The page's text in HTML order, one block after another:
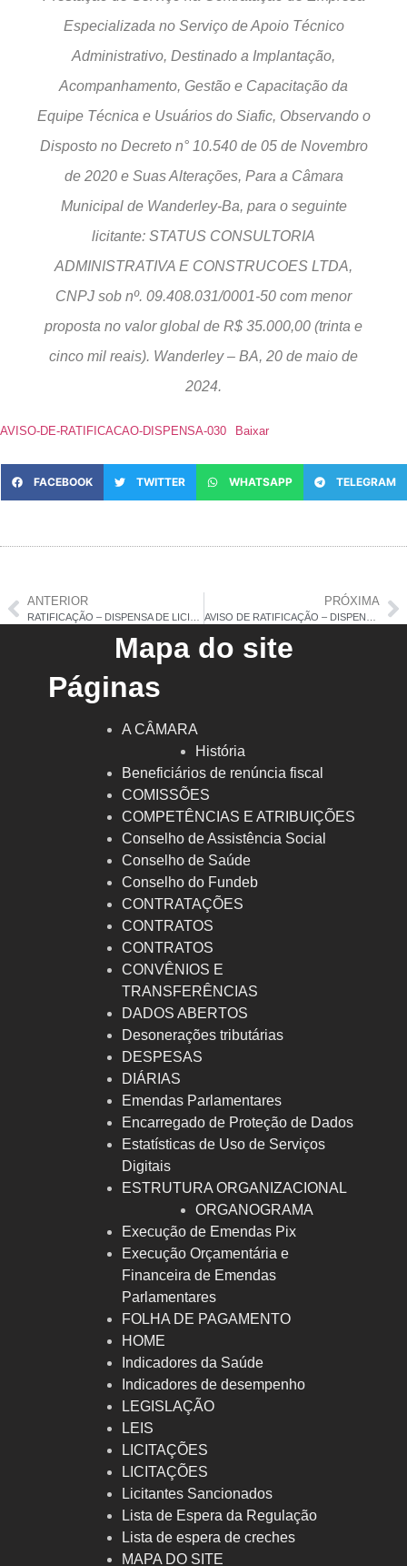
Especializada no Serviço de Apoio Técnico
Administrativo, Destinado a Implantação,
Acompanhamento, Gestão e Capacitação da
Equipe Técnica e Usuários do Siafic, Observando o
Disposto no Decreto n° 10.540 de 05 de Novembro
de 2020 e Suas Alterações, Para a Câmara
Municipal de Wanderley-Ba, para o seguinte
licitante: STATUS CONSULTORIA
ADMINISTRATIVA E CONSTRUCOES LTDA,
CNPJ sob nº. 09.408.031/0001-50 com menor
proposta no valor global de R$ 35.000,00 (trinta e
cinco mil reais). Wanderley – BA, 20 de maio de
2024.
AVISO-DE-RATIFICACAO-DISPENSA-030 Baixar
FACEBOOK TWITTER WHATSAPP TELEGRAM
ANTERIOR PRÓXIMA
Mapa do site
Páginas
A CÂMARA
História
Beneficiários de renúncia fiscal
COMISSÕES
COMPETÊNCIAS E ATRIBUIÇÕES
Conselho de Assistência Social
Conselho de Saúde
Conselho do Fundeb
CONTRATAÇÕES
CONTRATOS
CONTRATOS
CONVÊNIOS E
TRANSFERÊNCIAS
DADOS ABERTOS
Desonerações tributárias
DESPESAS
DIÁRIAS
Emendas Parlamentares
Encarregado de Proteção de Dados
Estatísticas de Uso de Serviços
Digitais
ESTRUTURA ORGANIZACIONAL
ORGANOGRAMA
Execução de Emendas Pix
Execução Orçamentária e
Financeira de Emendas
Parlamentares
FOLHA DE PAGAMENTO
HOME
Indicadores da Saúde
Indicadores de desempenho
LEGISLAÇÃO
LEIS
LICITAÇÕES
LICITAÇÕES
Licitantes Sancionados
Lista de Espera da Regulação
Lista de espera de creches
MAPA DO SITE